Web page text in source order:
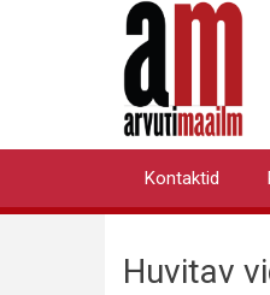
Primary
Kontaktid
Huvitav